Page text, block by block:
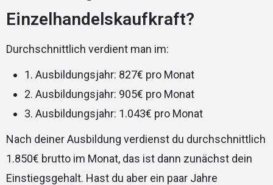
Einzelhandelskaufkraft?
Durchschnittlich verdient man im:
1. Ausbildungsjahr: 827€ pro Monat
2. Ausbildungsjahr: 905€ pro Monat
3. Ausbildungsjahr: 1.043€ pro Monat
Nach deiner Ausbildung verdienst du durchschnittlich
1.850€ brutto im Monat, das ist dann zunächst dein
Einstiegsgehalt. Hast du aber ein paar Jahre